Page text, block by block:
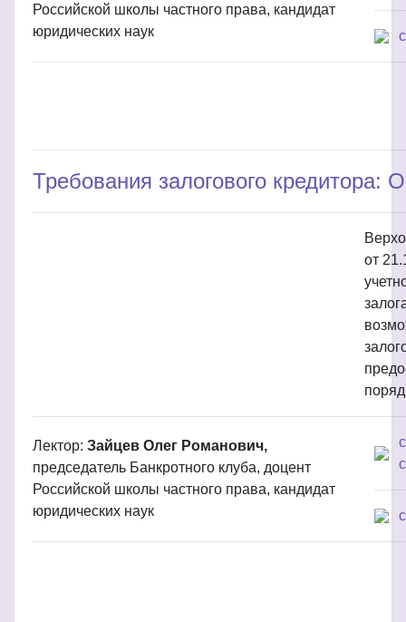
Российской школы частного права, кандидат
юридических наук
Требования залогового
от
Лектор: Зайцев Олег Романович,
председатель Банкротного клуба, доцент
Российской школы частного права, кандидат
юридических наук